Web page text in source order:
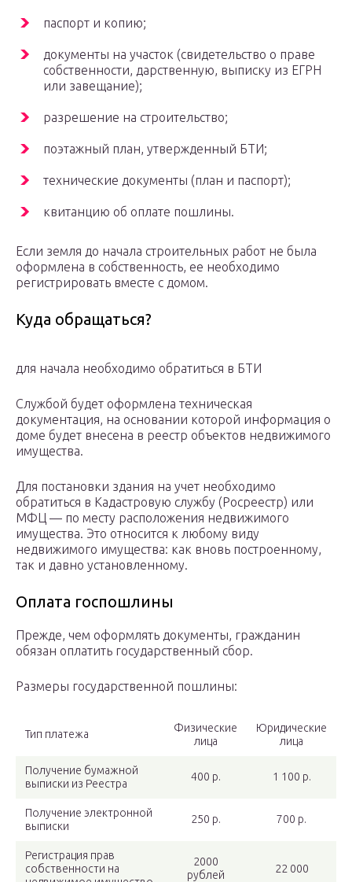
паспорт и копию;
документы на участок (свидетельство о праве
собственности, дарственную, выписку из ЕГРН
или завещание);
разрешение на строительство;
поэтажный план, утвержденный БТИ;
технические документы (план и паспорт);
квитанцию об оплате пошлины.
Если земля до начала строительных работ не была
оформлена в собственность, ее необходимо
регистрировать вместе с домом.
Куда обращаться?
для начала необходимо обратиться в БТИ
Службой будет оформлена техническая
документация, на основании которой информация о
доме будет внесена в реестр объектов недвижимого
имущества.
Для постановки здания на учет необходимо
обратиться в Кадастровую службу (Росреестр) или
МФЦ — по месту расположения недвижимого
имущества. Это относится к любому виду
недвижимого имущества: как вновь построенному,
так и давно установленному.
Оплата госпошлины
Прежде, чем оформлять документы, гражданин
обязан оплатить государственный сбор.
Размеры государственной пошлины:
Тип платежа
Физические
лица
Юридические
лица
Получение бумажной
выписки из Реестра
400 р. 1 100 р.
Получение электронной
выписки
250 р. 700 р.
Регистрация прав
собственности на
2000
рублей
22 000